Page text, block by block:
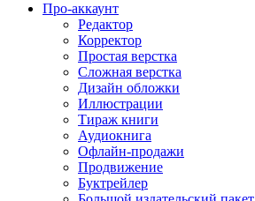
Про-аккаунт
Редактор
Корректор
Простая верстка
Сложная верстка
Дизайн обложки
Иллюстрации
Тираж книги
Аудиокнига
Офлайн-продажи
Продвижение
Буктрейлер